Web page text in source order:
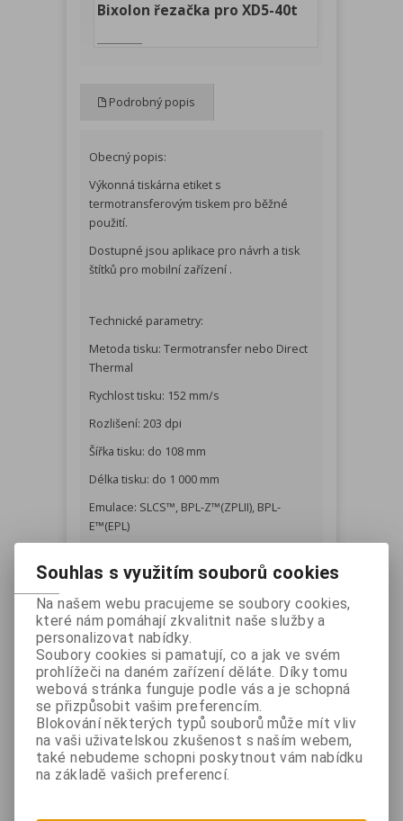
Bixolon řezačka pro XD5-40t
Podrobný popis
Obecný popis:
Výkonná tiskárna etiket s
termotransferovým tiskem pro běžné
použití.
Dostupné jsou aplikace pro návrh a tisk
štítků pro mobilní zařízení .
Technické parametry:
Metoda tisku: Termotransfer nebo Direct
Thermal
Rychlost tisku: 152 mm/s
Rozlišení: 203 dpi
Šířka tisku: do 108 mm
Délka tisku: do 1 000 mm
Emulace: SLCS™, BPL-Z™(ZPLII), BPL-
E™(EPL)
štítky, otevření krytu
Certifikace EnergyStar
Rozhraní (závisí na konkrétním typu
tiskárny):
- USB V2.0 + USB Host
- USB V2.0 + USB Host + WLAN
- USB V2.0 + USB Host + Bluetooth
- USB V2.0 FS + USB Host + Serial +
Souhlas s využitím souborů cookies
Na našem webu pracujeme se soubory cookies,
které nám pomáhají zkvalitnit naše služby a
personalizovat nabídky.
Soubory cookies si pamatují, co a jak ve svém
prohlížeči na daném zařízení děláte. Díky tomu
webová stránka funguje podle vás a je schopná
se přizpůsobit vašim preferencím.
Blokování některých typů souborů může mít vliv
na vaši uživatelskou zkušenost s naším webem,
také nebudeme schopni poskytnout vám nabídku
na základě vašich preferencí.